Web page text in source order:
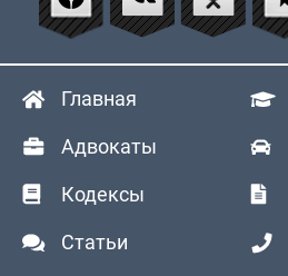
Главная
Адвокаты
Кодексы
Статьи